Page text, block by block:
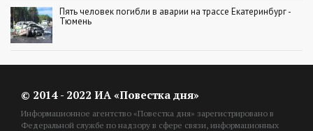
Пять человек погибли в аварии на трассе Екатеринбург -
Тюмень
© 2014 - 2022 ИА «Повестка дня»
Информационное агентство «Повестка дня» зарегистрировано в
Федеральной службе по надзору в сфере связи, информационных